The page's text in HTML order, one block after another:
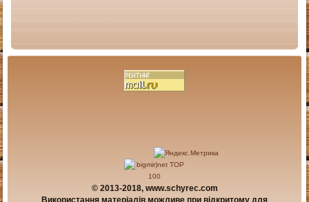
© 2013-2018, www.schyrec.com
Використання матеріалів можливе при відкритому для